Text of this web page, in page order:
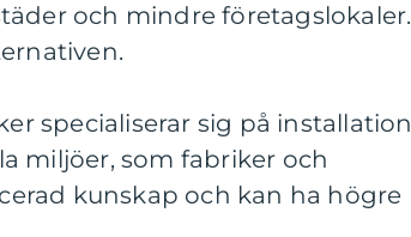
och mindre företagslokaler.
specialiserar sig på installation
miljöer, som fabriker och
kunskap och kan ha högre